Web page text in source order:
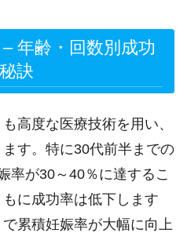
年齢・回数別成功
訣
高度な医療技術を用い、
す。特に30代前半までの
率が30～40％に達するこ
に成功率は低下します
累積妊娠率が大幅に向上